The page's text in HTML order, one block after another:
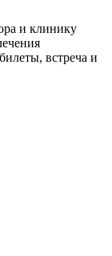
и клинику
встреча и